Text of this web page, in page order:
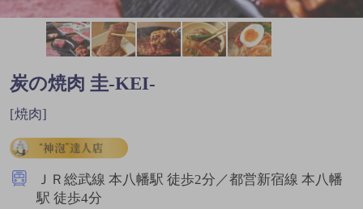
炭の焼肉 圭‐KEI‐
[焼肉]
ＪＲ総武線 本八幡駅 徒歩2分／都営新宿線 本八幡
駅 徒歩4分